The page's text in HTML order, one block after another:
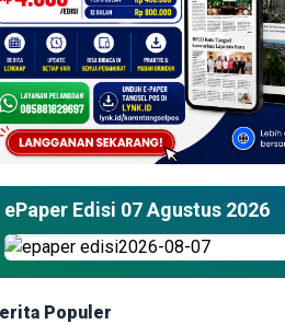
ePaper Edisi 07 Agustus 2026
Populer